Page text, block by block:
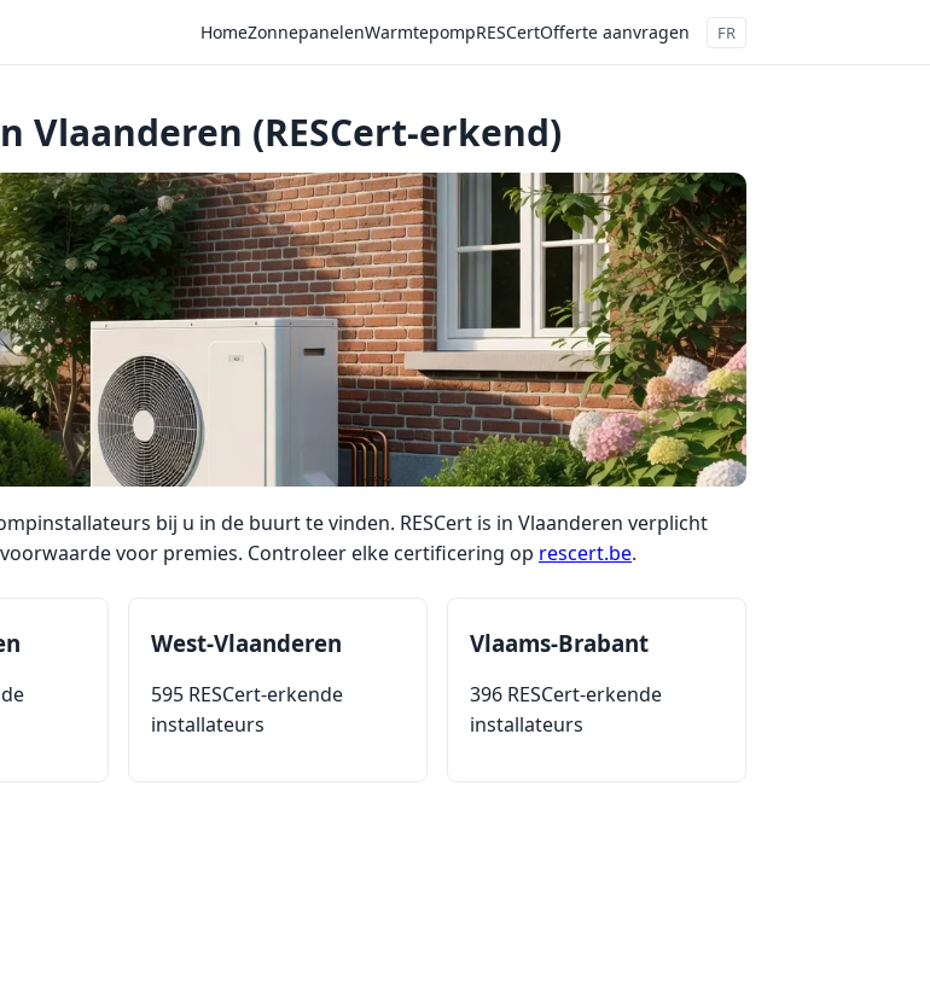
HomeZonnepanelenWarmtepompRESCertOfferte aanvragen FR
(RESCert-erkend)
bij u in de buurt te vinden. RESCert is in Vlaanderen verplicht
voor premies. Controleer elke certificering op rescert.be.
West-Vlaanderen
595 RESCert-erkende
installateurs
Vlaams-Brabant
396 RESCert-erkende
installateurs